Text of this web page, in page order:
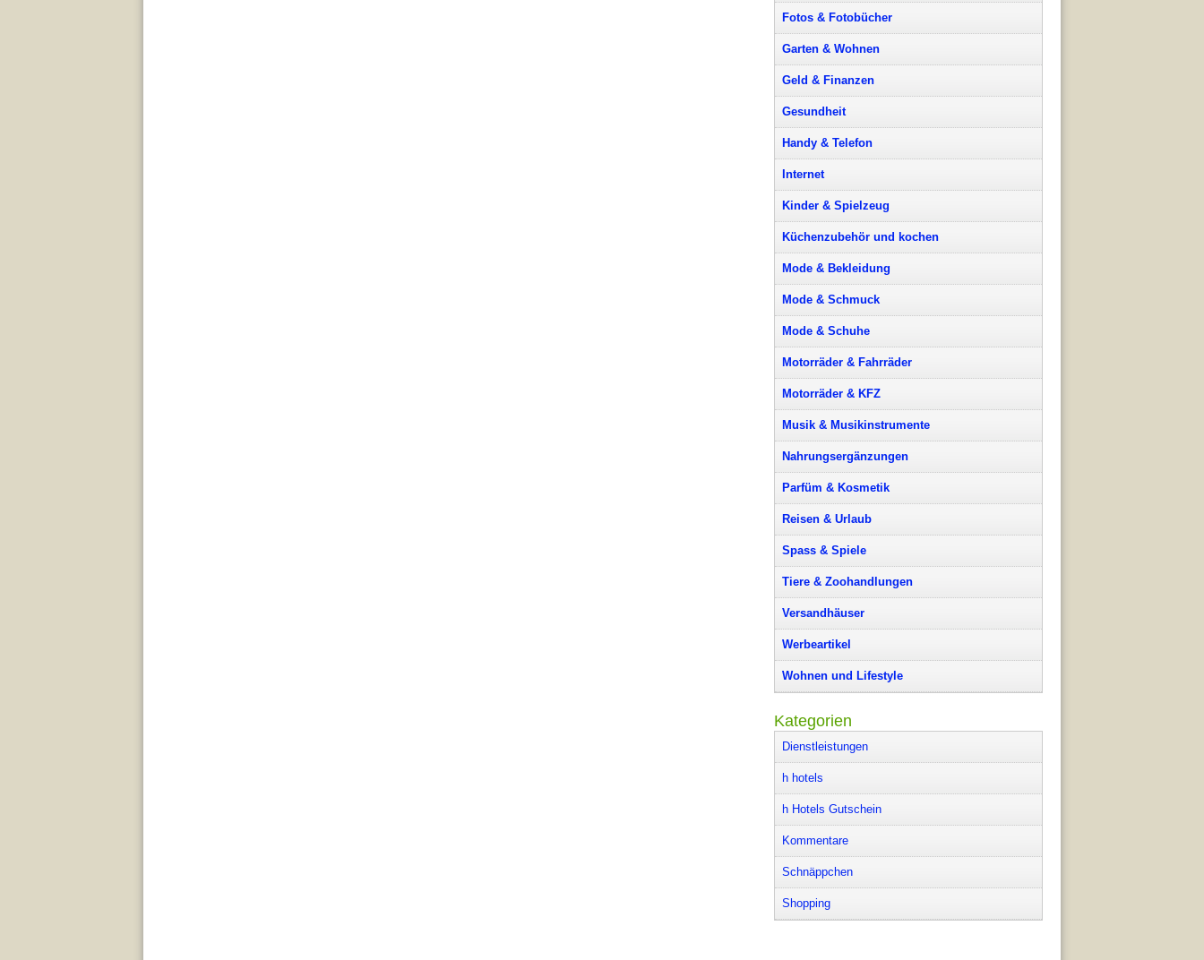
Fotos & Fotobücher
Garten & Wohnen
Geld & Finanzen
Gesundheit
Handy & Telefon
Internet
Kinder & Spielzeug
Küchenzubehör und kochen
Mode & Bekleidung
Mode & Schmuck
Mode & Schuhe
Motorräder & Fahrräder
Motorräder & KFZ
Musik & Musikinstrumente
Nahrungsergänzungen
Parfüm & Kosmetik
Reisen & Urlaub
Spass & Spiele
Tiere & Zoohandlungen
Versandhäuser
Werbeartikel
Wohnen und Lifestyle
Kategorien
Dienstleistungen
h hotels
h Hotels Gutschein
Kommentare
Schnäppchen
Shopping